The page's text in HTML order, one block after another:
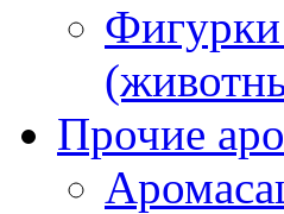
Фигурки
Прочие